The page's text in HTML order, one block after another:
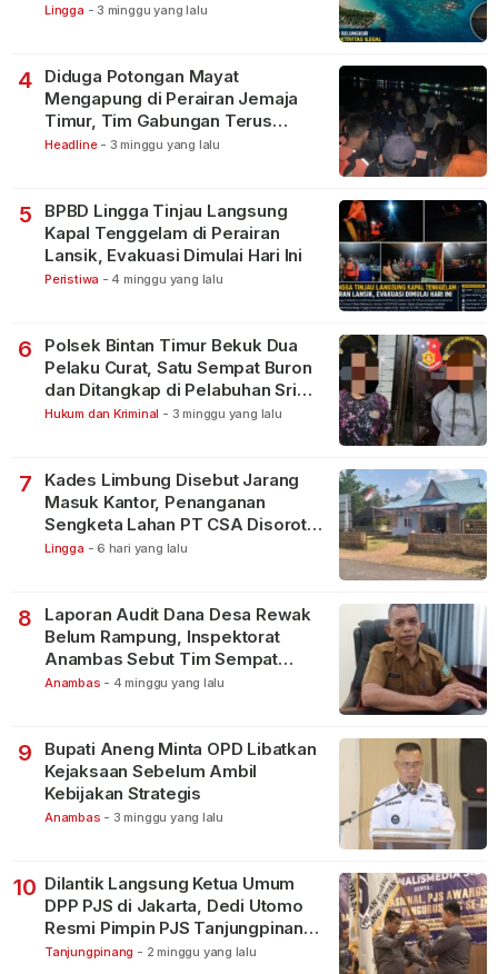
Lingga - 3 minggu yang lalu
4
Diduga Potongan Mayat
Mengapung di Perairan Jemaja
Timur, Tim Gabungan Terus
Lakukan Pencarian
Headline - 3 minggu yang lalu
5
BPBD Lingga Tinjau Langsung
Kapal Tenggelam di Perairan
Lansik, Evakuasi Dimulai Hari Ini
Peristiwa - 4 minggu yang lalu
6
Polsek Bintan Timur Bekuk Dua
Pelaku Curat, Satu Sempat Buron
dan Ditangkap di Pelabuhan Sri
Bintan Pura
Hukum dan Kriminal - 3 minggu yang lalu
7
Kades Limbung Disebut Jarang
Masuk Kantor, Penanganan
Sengketa Lahan PT CSA Disorot
Warga
Lingga - 6 hari yang lalu
8
Laporan Audit Dana Desa Rewak
Belum Rampung, Inspektorat
Anambas Sebut Tim Sempat
Terbagi Tangani Kasus Lain
Anambas - 4 minggu yang lalu
9
Bupati Aneng Minta OPD Libatkan
Kejaksaan Sebelum Ambil
Kebijakan Strategis
Anambas - 3 minggu yang lalu
10 Dilantik Langsung Ketua Umum
DPP PJS di Jakarta, Dedi Utomo
Resmi Pimpin PJS Tanjungpinang-
Bintan
Tanjungpinang - 2 minggu yang lalu